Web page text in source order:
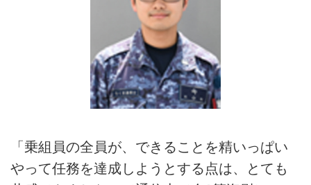
「乗組員の全員が、できることを精いっぱい
やって任務を達成しようとする点は、とても